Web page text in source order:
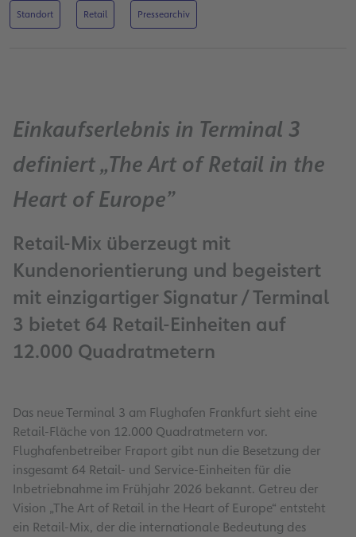
Standort Retail Pressearchiv
Einkaufserlebnis in Terminal 3
definiert „The Art of Retail in the
Heart of Europe”
Retail-Mix überzeugt mit
Kundenorientierung und begeistert
mit einzigartiger Signatur / Terminal
3 bietet 64 Retail-Einheiten auf
12.000 Quadratmetern
Das neue Terminal 3 am Flughafen Frankfurt sieht eine
Retail-Fläche von 12.000 Quadratmetern vor.
Flughafenbetreiber Fraport gibt nun die Besetzung der
insgesamt 64 Retail- und Service-Einheiten für die
Inbetriebnahme im Frühjahr 2026 bekannt. Getreu der
Vision „The Art of Retail in the Heart of Europe“ entsteht
ein Retail-Mix, der die internationale Bedeutung des